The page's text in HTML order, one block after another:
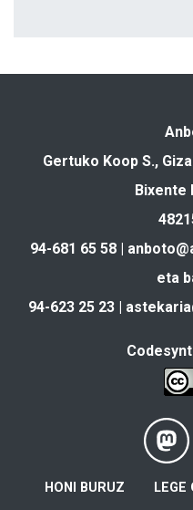
Gertuko Koop S.,
Bixente
94-681 65 58 |
eta
94-623 25 23 |
HONI BURUZ LEGE